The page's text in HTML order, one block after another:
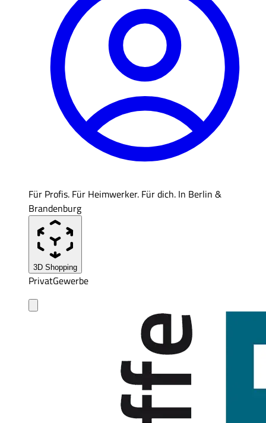
Für Profis. Für Heimwerker. Für dich. In Berlin &
Brandenburg
3D Shopping
PrivatGewerbe